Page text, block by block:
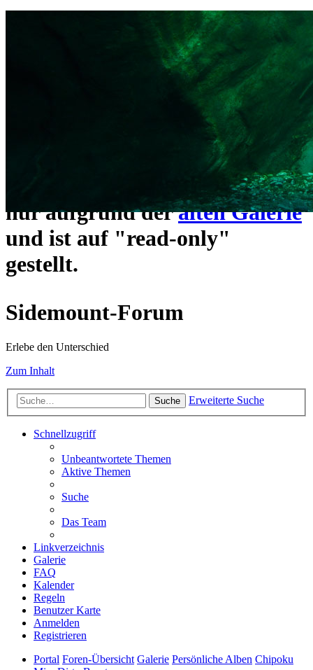
Das Sidemount-Forum ist auf
ein neues Forensystem
umgezogen und wie gewohnt
https://www.sidemount-
erreichbar.
Das alte Forum hier existiert
nur aufgrund deralten Galerie
und ist auf "read-only"
gestellt.
Sidemount-Forum
Erlebe den Unterschied
Zum Inhalt
Suche Erweiterte Suche
Schnellzugriff
Unbeantwortete Themen
Aktive Themen
Suche
Das Team
Linkverzeichnis
Galerie
FAQ
Kalender
Regeln
Benutzer Karte
Anmelden
Registrieren
Portal Foren-Übersicht Galerie Persönliche Alben Chipoku